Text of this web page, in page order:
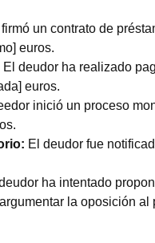
un contrato de
euros.
El deudor ha realizado
euros.
inició un proceso
El deudor fue
ha intentado
la oposición al